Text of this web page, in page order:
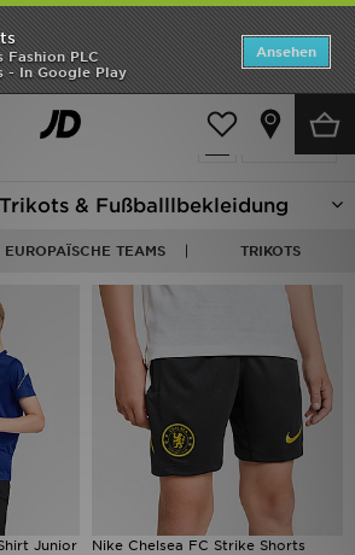
Fashion PLC
- In Google Play
Ansehen
verfeinern
& Fußballlbekleidung
EUROPAÏSCHE TEAMS TRIKOTS
Junior
Nike Chelsea FC Strike Shorts